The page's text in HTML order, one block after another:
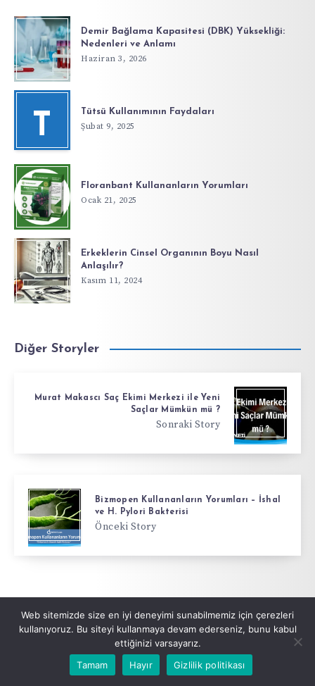
Demir Bağlama Kapasitesi (DBK) Yüksekliği:
Nedenleri ve Anlamı
Haziran 3, 2026
T Tütsü Kullanımının Faydaları
Şubat 9, 2025
Floranbant Kullananların Yorumları
Ocak 21, 2025
Erkeklerin Cinsel Organının Boyu Nasıl
Anlaşılır?
Kasım 11, 2024
Diğer Storyler
Murat Makascı Saç Ekimi Merkezi ile Yeni
Saçlar Mümkün mü ?
Sonraki Story
Bizmopen Kullananların Yorumları – İshal
ve H. Pylori Bakterisi
Önceki Story
Kullananların Yorumları
Web sitemizde size en iyi deneyimi sunabilmemiz için çerezleri
kullanıyoruz. Bu siteyi kullanmaya devam ederseniz, bunu kabul
ettiğinizi varsayarız.
Tamam
Hayır Gizlilik politikası